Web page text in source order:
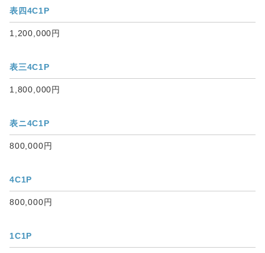
表四4C1P
1,200,000円
表三4C1P
1,800,000円
表ニ4C1P
800,000円
4C1P
800,000円
1C1P